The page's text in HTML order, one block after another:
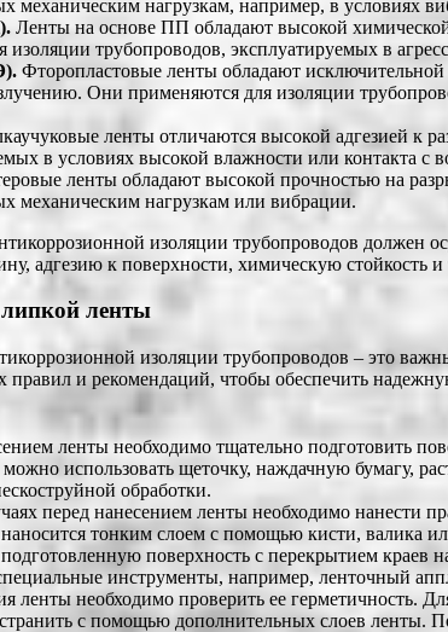
механическим нагрузкам, например, в условиях
Ленты на основе ПП обладают высокой
изоляции трубопроводов, эксплуатируемых в
Фторопластовые ленты обладают
Они применяются для изоляции
ленты отличаются высокой адгезией к
в условиях высокой влажности или контакта с
ленты обладают высокой прочностью на
механическим нагрузкам или вибрации.
изоляции трубопроводов должен
адгезию к поверхности, химическую стойкость
ленты
изоляции трубопроводов – это
правил и рекомендаций, чтобы обеспечить
ленты необходимо тщательно подготовить
использовать щеточку, наждачную бумагу,
обработки.
перед нанесением ленты необходимо нанести
тонким слоем с помощью кисти, валика
поверхность с перекрытием
инструменты, например, ленточный
ленты необходимо проверить ее герметичность.
с помощью дополнительных слоев ленты.